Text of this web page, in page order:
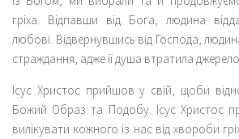
гріха. Відпавши від Бога, людина
любові. Відвернувшись від Господа,
страждання, адже її душа втратила
Ісус Христос прийшов у свій, щоби
Божий Образ та Подобу. Ісус Христос
вилікувати кожного із нас від хвороби